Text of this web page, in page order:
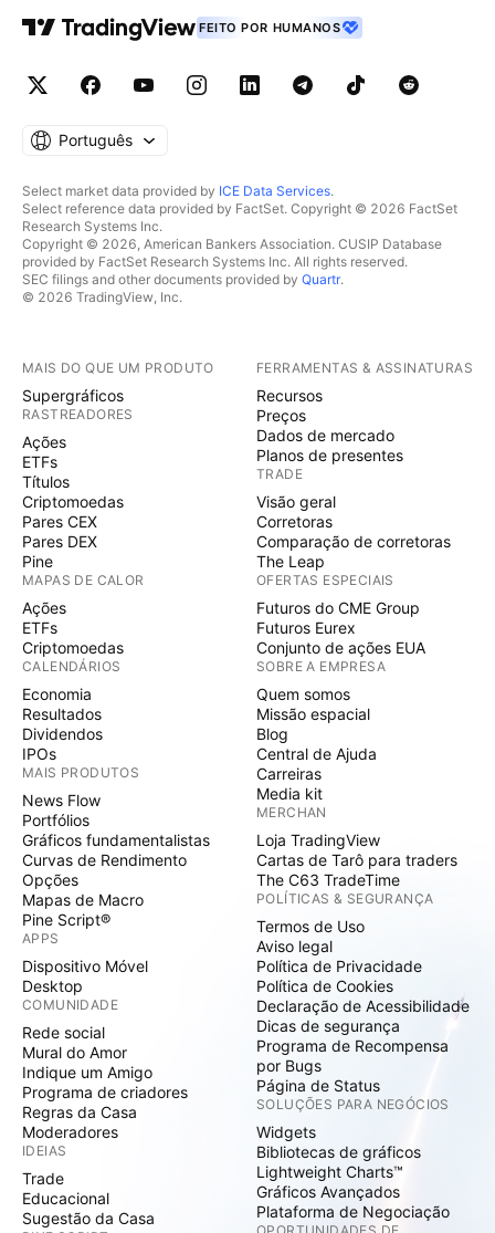
FEITO POR HUMANOS
Português
Select market data provided by ICE Data Services.
Select reference data provided by FactSet. Copyright © 2026 FactSet
Research Systems Inc.
Copyright © 2026, American Bankers Association. CUSIP Database
provided by FactSet Research Systems Inc. All rights reserved.
SEC filings and other documents provided by Quartr.
© 2026 TradingView, Inc.
MAIS DO QUE UM PRODUTO
Supergráficos
RASTREADORES
Ações
ETFs
Títulos
Criptomoedas
Pares CEX
Pares DEX
Pine
MAPAS DE CALOR
Ações
ETFs
Criptomoedas
CALENDÁRIOS
Economia
Resultados
Dividendos
IPOs
MAIS PRODUTOS
News Flow
Portfólios
Gráficos fundamentalistas
Curvas de Rendimento
Opções
Mapas de Macro
Pine Script®
APPS
Dispositivo Móvel
Desktop
COMUNIDADE
Rede social
Mural do Amor
Indique um Amigo
Programa de criadores
Regras da Casa
Moderadores
IDEIAS
Trade
Educacional
Sugestão da Casa
FERRAMENTAS & ASSINATURAS
Recursos
Preços
Dados de mercado
Planos de presentes
TRADE
Visão geral
Corretoras
Comparação de corretoras
The Leap
OFERTAS ESPECIAIS
Futuros do CME Group
Futuros Eurex
Conjunto de ações EUA
SOBRE A EMPRESA
Quem somos
Missão espacial
Blog
Central de Ajuda
Carreiras
Media kit
MERCHAN
Loja TradingView
Cartas de Tarô para traders
The C63 TradeTime
POLÍTICAS & SEGURANÇA
Termos de Uso
Aviso legal
Política de Privacidade
Política de Cookies
Declaração de Acessibilidade
Dicas de segurança
Programa de Recompensa
por Bugs
Página de Status
SOLUÇÕES PARA NEGÓCIOS
Widgets
Bibliotecas de gráficos
Lightweight Charts™
Gráficos Avançados
Plataforma de Negociação